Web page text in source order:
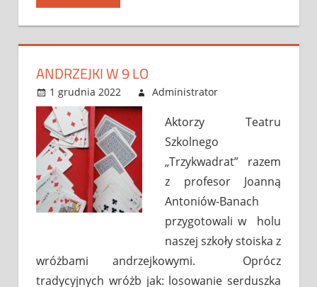
ANDRZEJKI W 9 LO
1 grudnia 2022 Administrator
Aktorzy Teatru
Szkolnego
„Trzykwadrat” razem
z profesor Joanną
Antoniów-Banach
przygotowali w holu
naszej szkoły stoiska z
wróżbami andrzejkowymi. Oprócz
tradycyjnych wróżb jak: losowanie serduszka